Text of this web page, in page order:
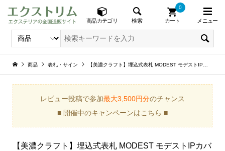
商品カテゴリ 検索 カート
0
メニュー
商品 表札・サイン 【美濃クラフト】埋込式表札 MODEST モデストIPカバーサイン MDP-2
レビュー投稿で参加最大3,500円分のチャンス
■ 開催中のキャンペーンはこちら ■
【美濃クラフト】埋込式表札 MODEST モデストIPカバ